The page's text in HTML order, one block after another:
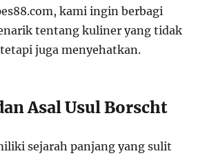
kami ingin berbagi
tentang kuliner yang tidak
juga menyehatkan.
Asal Usul Borscht
sejarah panjang yang sulit